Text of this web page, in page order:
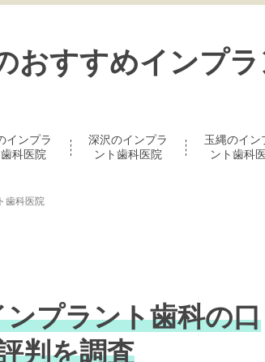
おすすめインプ
インプラ
科医院
深沢のインプラ
ント歯科医院
玉縄のイン
ント歯科
歯科医院
プラント歯科の口
判を調査